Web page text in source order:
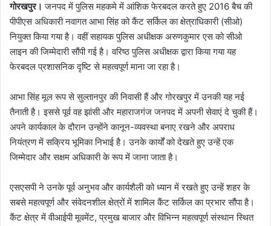
गोरखपुर। जनपद में पुलिस महकमे में आंशिक फेरबदल करते हुए 2016 बैच की
पीपीएस अधिकारी नवागत आभा सिंह को कैंट सर्किल का क्षेत्राधिकारी (सीओ)
नियुक्त किया गया है। वहीं सहायक पुलिस अधीक्षक अरुणकुमार एस को सीओ
लाइन की जिम्मेदारी सौंपी गई है। वरिष्ठ पुलिस अधीक्षक द्वारा किया गया यह
फेरबदल प्रशासनिक दृष्टि से महत्वपूर्ण माना जा रहा है।
आभा सिंह मूल रूप से सुल्तानपुर की निवासी हैं और गोरखपुर में उनकी यह नई
तैनाती है। इससे पूर्व वह झांसी और महाराजगंज जनपद में अपनी सेवाएं दे चुकी हैं।
अपने कार्यकाल के दौरान उन्होंने कानून-व्यवस्था बनाए रखने और अपराध
नियंत्रण में सक्रिय भूमिका निभाई है। उनके कार्यों को देखते हुए उन्हें एक
जिम्मेदार और सक्षम अधिकारी के रूप में जाना जाता है।
एसएसपी ने उनके पूर्व अनुभव और कार्यशैली को ध्यान में रखते हुए उन्हें शहर के
सबसे महत्वपूर्ण और संवेदनशील क्षेत्रों में शामिल कैंट सर्किल का प्रभार सौंपा है।
कैंट क्षेत्र में वीआईपी मूवमेंट, प्रमुख बाजार और विभिन्न महत्वपूर्ण संस्थान स्थित